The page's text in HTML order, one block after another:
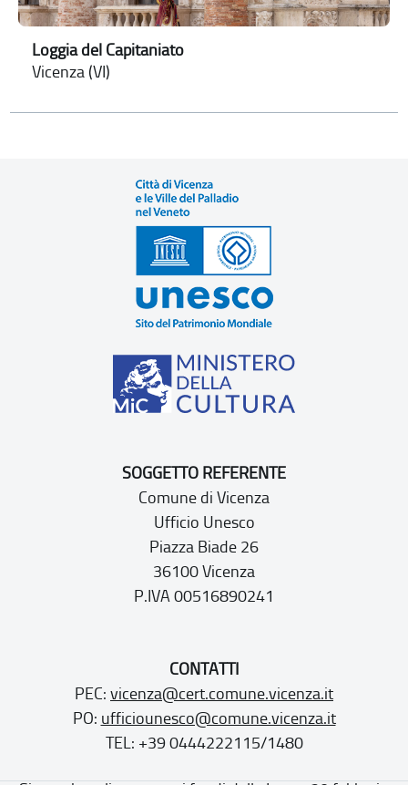
Loggia del Capitaniato
Vicenza (VI)
SOGGETTO REFERENTE
Comune di Vicenza
Ufficio Unesco
Piazza Biade 26
36100 Vicenza
P.IVA 00516890241
CONTATTI
PEC: vicenza@cert.comune.vicenza.it
PO: ufficiounesco@comune.vicenza.it
TEL: +39 0444222115/1480